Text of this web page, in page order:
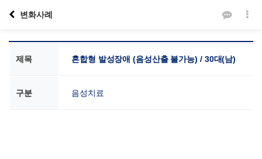
변화사례
제목 혼합형 발성장애 (음성산출 불가능) / 30대(남)
구분 음성치료